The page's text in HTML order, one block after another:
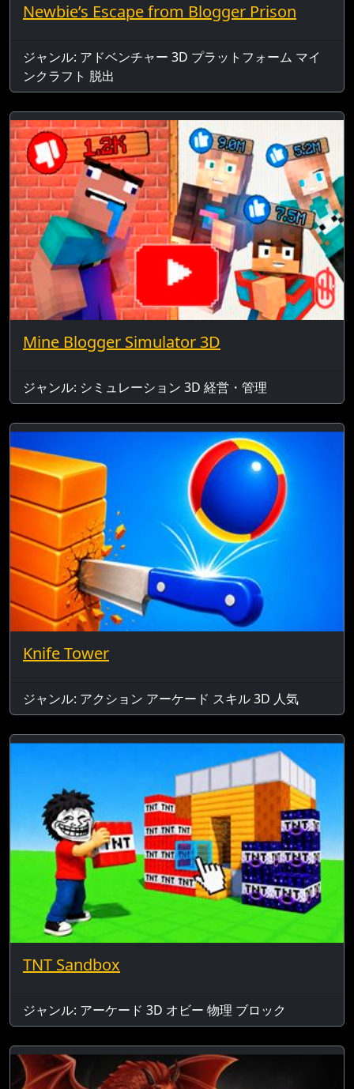
Newbie’s Escape from Blogger Prison
ジャンル: アドベンチャー 3D プラットフォーム マイ
ンクラフト 脱出
Mine Blogger Simulator 3D
ジャンル: シミュレーション 3D 経営・管理
Knife Tower
ジャンル: アクション アーケード スキル 3D 人気
TNT Sandbox
ジャンル: アーケード 3D オビー 物理 ブロック